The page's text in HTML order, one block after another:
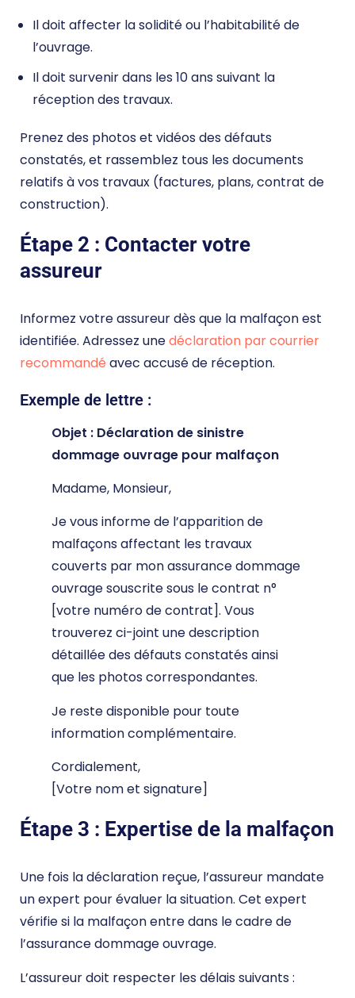
Il doit affecter la solidité ou l’habitabilité de
l’ouvrage.
Il doit survenir dans les 10 ans suivant la
réception des travaux.
Prenez des photos et vidéos des défauts
constatés, et rassemblez tous les documents
relatifs à vos travaux (factures, plans, contrat de
construction).
Étape 2 : Contacter votre
assureur
Informez votre assureur dès que la malfaçon est
identifiée. Adressez unedéclaration par courrier
recommandé avec accusé de réception.
Exemple de lettre :
Objet : Déclaration de sinistre
dommage ouvrage pour malfaçon
Madame, Monsieur,
Je vous informe de l’apparition de
malfaçons affectant les travaux
couverts par mon assurance dommage
ouvrage souscrite sous le contrat n°
[votre numéro de contrat]. Vous
trouverez ci-joint une description
détaillée des défauts constatés ainsi
que les photos correspondantes.
Je reste disponible pour toute
information complémentaire.
Cordialement,
[Votre nom et signature]
Étape 3 : Expertise de la malfaçon
Une fois la déclaration reçue, l’assureur mandate
un expert pour évaluer la situation. Cet expert
vérifie si la malfaçon entre dans le cadre de
l’assurance dommage ouvrage.
L’assureur doit respecter les délais suivants :